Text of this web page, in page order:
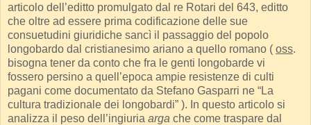
articolo dell’editto promulgato dal re Rotari del 643, editto
che oltre ad essere prima codificazione delle sue
consuetudini giuridiche sancì il passaggio del popolo
longobardo dal cristianesimo ariano a quello romano ( oss.
bisogna tener da conto che fra le genti longobarde vi
fossero persino a quell’epoca ampie resistenze di culti
pagani come documentato da Stefano Gasparri ne “La
cultura tradizionale dei longobardi” ). In questo articolo si
analizza il peso dell’ingiuria arga che come traspare dal